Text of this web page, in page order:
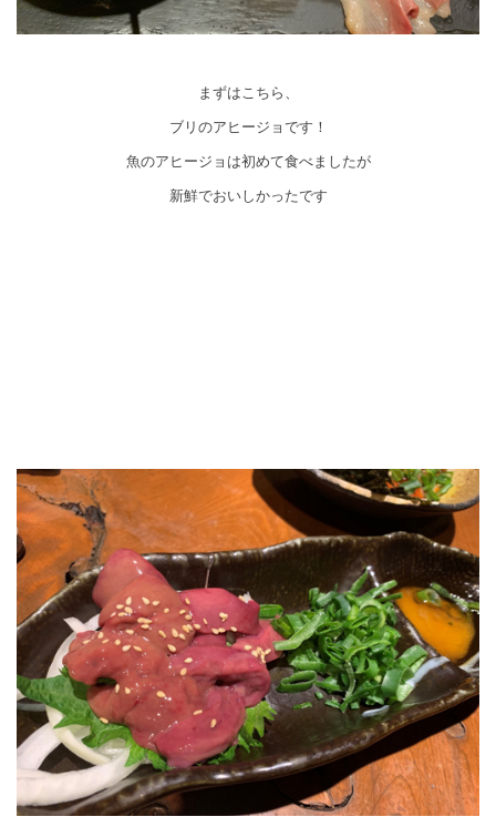
まずはこちら、
ブリのアヒージョです！
魚のアヒージョは初めて食べましたが
新鮮でおいしかったです